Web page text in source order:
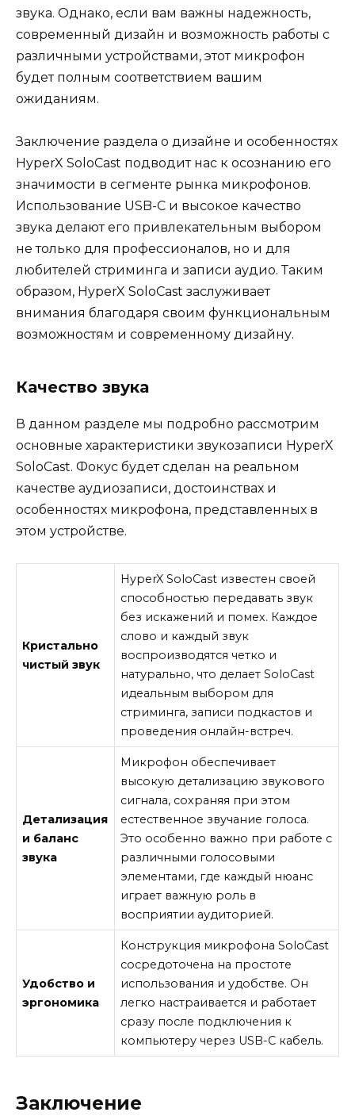
звука. Однако, если вам важны надежность,
современный дизайн и возможность работы с
различными устройствами, этот микрофон
будет полным соответствием вашим
ожиданиям.
Заключение раздела о дизайне и особенностях
HyperX SoloCast подводит нас к осознанию его
значимости в сегменте рынка микрофонов.
Использование USB-C и высокое качество
звука делают его привлекательным выбором
не только для профессионалов, но и для
любителей стриминга и записи аудио. Таким
образом, HyperX SoloCast заслуживает
внимания благодаря своим функциональным
возможностям и современному дизайну.
Качество звука
В данном разделе мы подробно рассмотрим
основные характеристики звукозаписи HyperX
SoloCast. Фокус будет сделан на реальном
качестве аудиозаписи, достоинствах и
особенностях микрофона, представленных в
этом устройстве.
Кристально
чистый звук
HyperX SoloCast известен своей
способностью передавать звук
без искажений и помех. Каждое
слово и каждый звук
воспроизводятся четко и
натурально, что делает SoloCast
идеальным выбором для
стриминга, записи подкастов и
проведения онлайн-встреч.
Детализация
и баланс
звука
Микрофон обеспечивает
высокую детализацию звукового
сигнала, сохраняя при этом
естественное звучание голоса.
Это особенно важно при работе с
различными голосовыми
элементами, где каждый нюанс
играет важную роль в
восприятии аудиторией.
Удобство и
эргономика
Конструкция микрофона SoloCast
сосредоточена на простоте
использования и удобстве. Он
легко настраивается и работает
сразу после подключения к
компьютеру через USB-C кабель.
Заключение